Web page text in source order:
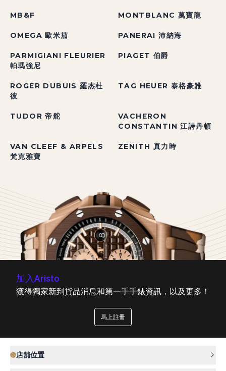
MB&F MONTBLANC 萬寶龍
OMEGA 歐米茄 PANERAI 沛納海
PARMIGIANI FLEURIER
帕瑪強尼
PIAGET 伯爵
ROGER DUBUIS 羅杰杜
彼
TAG HEUER 泰格豪雅
TUDOR 帝舵
VACHERON
CONSTANTIN 江詩丹頓
VAN CLEEF & ARPELS
梵克雅寶
ZENITH 真力時
加入Aristo
獲得獨家新到貨品消息和第一手手錶資訊，以及更多！
馬上註冊
店舖位置